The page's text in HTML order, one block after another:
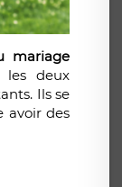
mariage
les deux
Ils se
avoir des